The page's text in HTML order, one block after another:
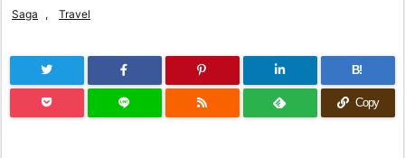
Saga , Travel
B!
Copy